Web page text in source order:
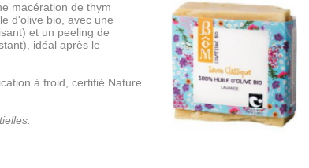
macération de thym
d'olive bio, avec une
et un peeling de
idéal après le
à froid, certifié Nature